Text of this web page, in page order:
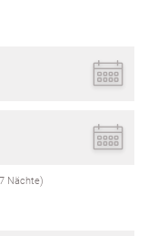
7 Nächte)